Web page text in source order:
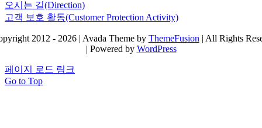
오시는 길(Direction)
고객 보호 활동(Customer Protection Activity)
2012 - 2026 | Avada Theme by ThemeFusion | All Rights
| Powered by WordPress
페이지 로드 링크
Go to Top